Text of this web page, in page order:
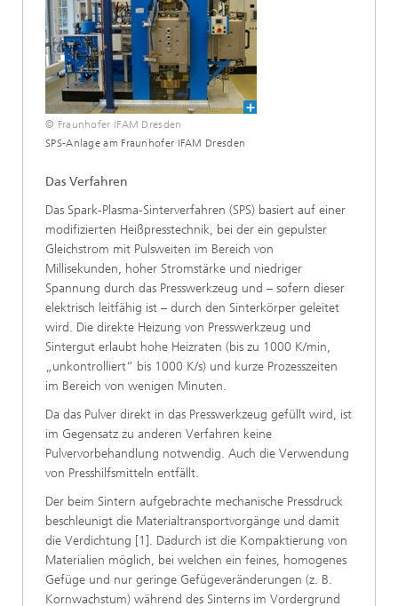
© Fraunhofer IFAM Dresden
SPS-Anlage am Fraunhofer IFAM Dresden
Das Verfahren
Das Spark-Plasma-Sinterverfahren (SPS) basiert auf einer
modifizierten Heißpresstechnik, bei der ein gepulster
Gleichstrom mit Pulsweiten im Bereich von
Millisekunden, hoher Stromstärke und niedriger
Spannung durch das Presswerkzeug und – sofern dieser
elektrisch leitfähig ist – durch den Sinterkörper geleitet
wird. Die direkte Heizung von Presswerkzeug und
Sintergut erlaubt hohe Heizraten (bis zu 1000 K/min,
„unkontrolliert“ bis 1000 K/s) und kurze Prozesszeiten
im Bereich von wenigen Minuten.
Da das Pulver direkt in das Presswerkzeug gefüllt wird, ist
im Gegensatz zu anderen Verfahren keine
Pulvervorbehandlung notwendig. Auch die Verwendung
von Presshilfsmitteln entfällt.
Der beim Sintern aufgebrachte mechanische Pressdruck
beschleunigt die Materialtransportvorgänge und damit
die Verdichtung [1]. Dadurch ist die Kompaktierung von
Materialien möglich, bei welchen ein feines, homogenes
Gefüge und nur geringe Gefügeveränderungen (z. B.
Kornwachstum) während des Sinterns im Vordergrund